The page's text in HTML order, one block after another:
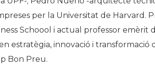
per la Universitat de Harvard.
Schoool i actual professor emèrit
estratègia, innovació i transformació
Bon Preu.